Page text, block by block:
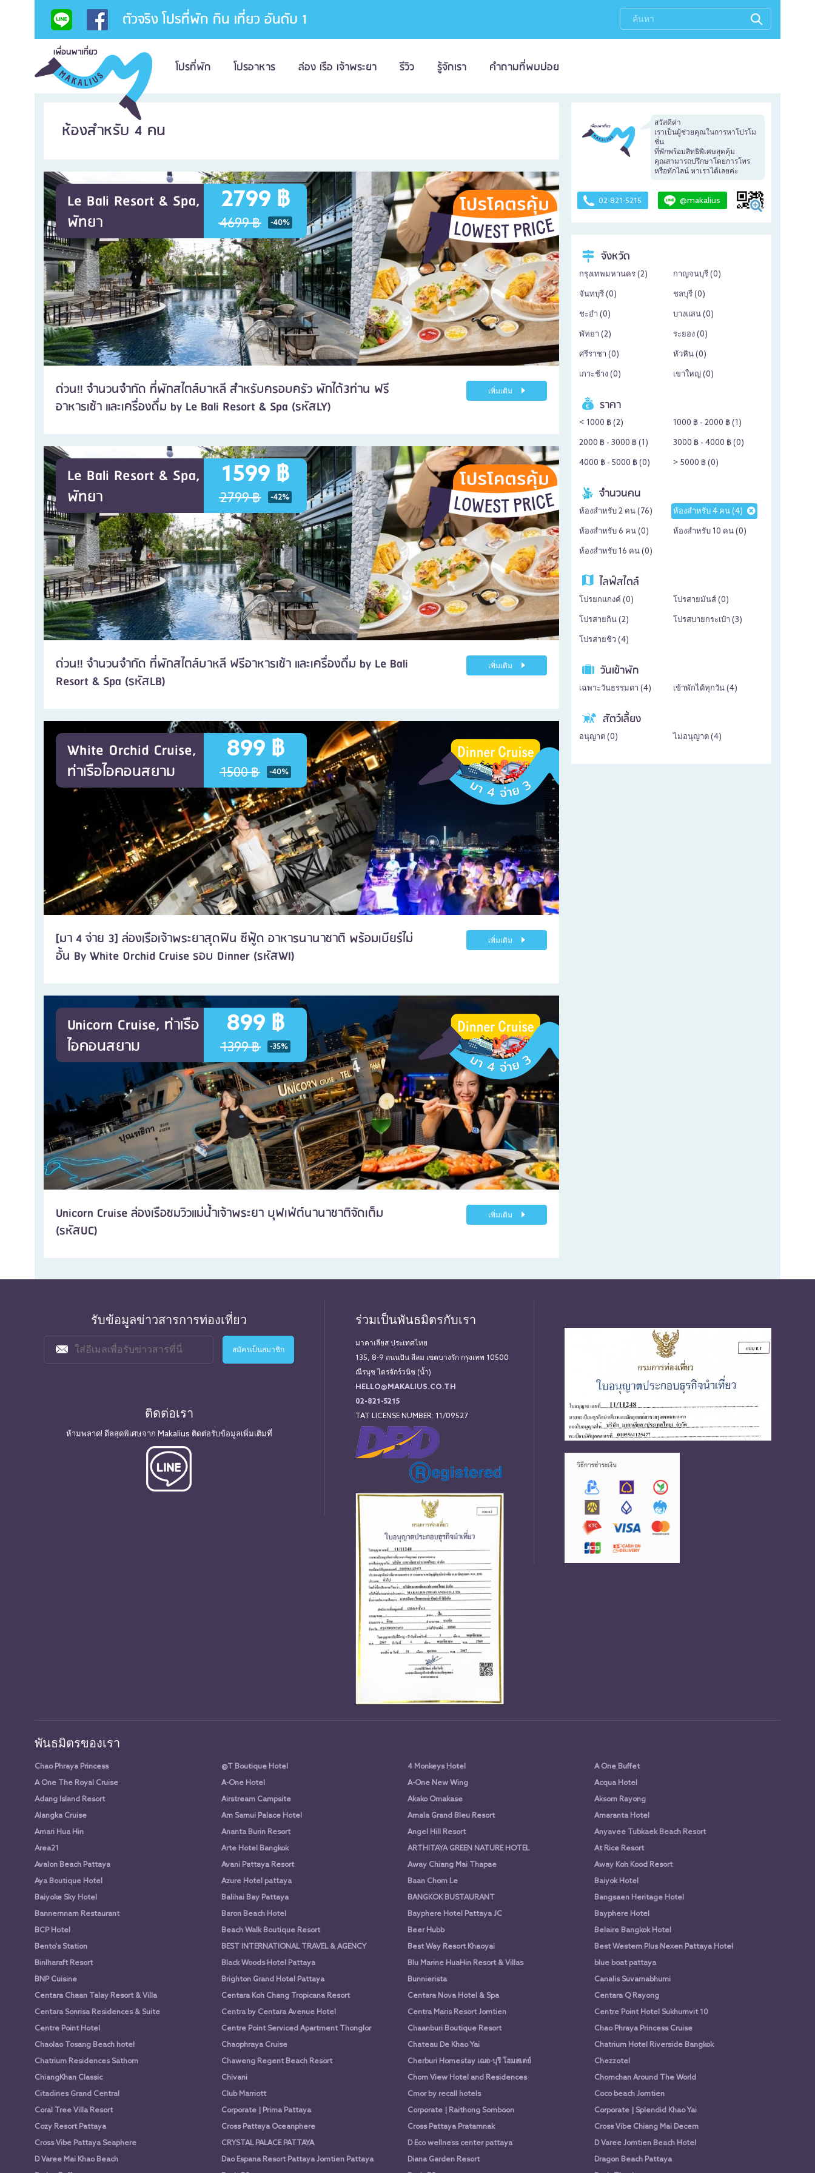
ตัวจริง โปรที่พัก กิน เที่ยว อันดับ 1
โปรที่พัก โปรอาหาร ล่อง เรือ เจ้าพระยา รีวิว รู้จักเรา คำถามที่พบบ่อย
ห้องสำหรับ 4 คน
Le Bali Resort & Spa,
พัทยา
2799 ฿
4699 ฿ -40%
ด่วน!! จำนวนจำกัด ที่พักสไตล์บาหลี สำหรับครอบครัว พักได้3ท่าน ฟรี
อาหารเช้า และเครื่องดื่ม by Le Bali Resort & Spa (รหัสLY)
เพิ่มเติม
Le Bali Resort & Spa,
พัทยา
1599 ฿
2799 ฿ -42%
ด่วน!! จำนวนจำกัด ที่พักสไตล์บาหลี ฟรีอาหารเช้า และเครื่องดื่ม by Le Bali
Resort & Spa (รหัสLB)
เพิ่มเติม
White Orchid Cruise,
ท่าเรือไอคอนสยาม
899 ฿
1500 ฿ -40%
[มา 4 จ่าย 3] ล่องเรือเจ้าพระยาสุดฟิน ซีฟู้ด อาหารนานาชาติ พร้อมเบียร์ไม่
อั้น By White Orchid Cruise รอบ Dinner (รหัสWI)
เพิ่มเติม
Unicorn Cruise, ท่าเรือ
ไอคอนสยาม
899 ฿
1399 ฿ -35%
Unicorn Cruise ล่องเรือชมวิวแม่น้ำเจ้าพระยา บุฟเฟ่ต์นานาชาติจัดเต็ม
(รหัสUC)
เพิ่มเติม
สวัสดีค่า
เราเป็นผู้ช่วยคุณในการหาโปรโม
ชั่น
ที่พักพร้อมสิทธิพิเศษสุดคุ้ม
คุณสามารถปรึกษาโดยการโทร
หรือทักไลน์ หาเราได้เลยค่ะ
02-821-5215 @makalius
จังหวัด
กรุงเทพมหานคร (2) กาญจนบุรี (0)
จันทบุรี (0) ชลบุรี (0)
ชะอำ (0) บางแสน (0)
พัทยา (2) ระยอง (0)
ศรีราชา (0) หัวหิน (0)
เกาะช้าง (0) เขาใหญ่ (0)
ราคา
< 1000 ฿ (2) 1000 ฿ - 2000 ฿ (1 )
2000 ฿ - 3000 ฿ (1 ) 3000 ฿ - 4000 ฿ (0)
4000 ฿ - 5000 ฿ (0) > 5000 ฿ (0)
จำนวนคน
ห้องสำหรับ 2 คน ( 76) ห้องสำหรับ 4 คน (4)
ห้องสำหรับ 6 คน (0) ห้องสำหรับ 10 คน (0)
ห้องสำหรับ 16 คน (0)
ไลฟ์สไตล์
โปรยกแกงค์ (0) โปรสายมันส์ (0)
โปรสายกิน (2) โปรสบายกระเป๋า (3)
โปรสายชิว (4)
วันเข้าพัก
เฉพาะวันธรรมดา (4) เข้าพักได้ทุกวัน (4)
สัตว์เลี้ยง
อนุญาต (0) ไม่อนุญาต (4)
รับข้อมูลข่าวสารการท่องเที่ยว
ติดต่อเรา
ห้ามพลาด! ดีลสุดพิเศษจาก Makalius ติดต่อรับข้อมูลเพิ่มเติมที่
ร่วมเป็นพันธมิตรกับเรา
มาคาเลียส ประเทศไทย
135, 8-9 ถนนปัน สีลม เขตบางรัก กรุงเทพ 10500
ณีรนุช ไตรจักร์วนิช (น้ำ)
HELLO@MAKALIUS.CO.TH
02-821-5215
TAT LICENSE NUMBER: 11/09527
พันธมิตรของเรา
Chao Phraya Princess @T Boutique Hotel 4 Monkeys Hotel
A One Buffet
A One The Royal Cruise
A-One Hotel A-One New Wing
Acqua Hotel
Adang Island Resort
Airstream Campsite Akako Omakase
Aksorn Rayong
Alangka Cruise
Am Samui Palace Hotel Amala Grand Bleu Resort
Amaranta Hotel
Amari Hua Hin
Ananta Burin Resort Angel Hill Resort
Anyavee Tubkaek Beach Resort
Area21
Arte Hotel Bangkok ARTHITAYA GREEN NATURE HOTEL
At Rice Resort
Avalon Beach Pattaya
Avani Pattaya Resort Away Chiang Mai Thapae
Away Koh Kood Resort
Aya Boutique Hotel
Azure Hotel pattaya Baan Chom Le
Baiyok Hotel
Baiyoke Sky Hotel
Balihai Bay Pattaya BANGKOK BUSTAURANT
Bangsaen Heritage Hotel
Bannernnam Restaurant
Baron Beach Hotel Bayphere Hotel Pattaya JC
Bayphere Hotel
BCP Hotel
Beach Walk Boutique Resort Beer Hubb
Belaire Bangkok Hotel
Bento's Station
BEST INTERNATIONAL TRAVEL & AGENCY Best Way Resort Khaoyai
Best Western Plus Nexen Pattaya Hotel
Binlharaft Resort
Black Woods Hotel Pattaya Blu Marine HuaHin Resort & Villas
blue boat pattaya
BNP Cuisine
Brighton Grand Hotel Pattaya Bunnierista
Canalis Suvarnabhumi
Centara Chaan Talay Resort & Villa
Centara Koh Chang Tropicana Resort Centara Nova Hotel & Spa
Centara Q Rayong
Centara Sonrisa Residences & Suite
Centra by Centara Avenue Hotel Centra Maris Resort Jomtien
Centre Point Hotel Sukhumvit 10
Centre Point Hotel
Centre Point Serviced Apartment Thonglor Chaanburi Boutique Resort
Chao Phraya Princess Cruise
Chaolao Tosang Beach hotel
Chaophraya Cruise Chateau De Khao Yai
Chatrium Hotel Riverside Bangkok
Chatrium Residences Sathorn
Chaweng Regent Beach Resort Cherburi Homestay เฌอ-บุรี โฮมสเตย์
Chezzotel
ChiangKhan Classic
Chivani Chom View Hotel and Residences
Chomchan Around The World
Citadines Grand Central
Club Marriott Cmor by recall hotels
Coco beach Jomtien
Coral Tree Villa Resort
Corporate | Prima Pattaya Corporate | Raithong Somboon
Corporate | Splendid Khao Yai
Cozy Resort Pattaya
Cross Pattaya Oceanphere Cross Pattaya Pratamnak
Cross Vibe Chiang Mai Decem
Cross Vibe Pattaya Seaphere
CRYSTAL PALACE PATTAYA D Eco wellness center pattaya
D Varee Jomtien Beach Hotel
D Varee Mai Khao Beach
Dao Espana Resort Pattaya Jomtien Pattaya Diana Garden Resort
Dragon Beach Pattaya